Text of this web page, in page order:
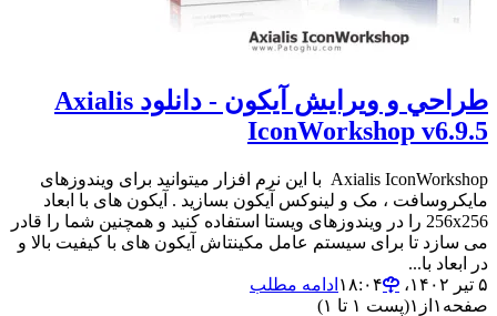
طراحي و ويرايش آيکون - دانلود Axialis
IconWorkshop v6.9.5
Axialis IconWorkshop با این نرم افزار میتوانید برای ویندوزهای
مایکروسافت ، مک و لینوکس آیکون بسازید . آیکون های با ابعاد
256x256 را در ویندوزهای ویستا استفاده کنید و همچنین شما را قادر
می سازد تا برای سیستم عامل مکینتاش آیکون های با کیفیت بالا و
در ابعاد با...
۵ تیر ۱۴۰۲،‏ ۱۸:۰۴
ادامه مطلب
صفحه ۱ از ۱(پست ۱ تا ۱)